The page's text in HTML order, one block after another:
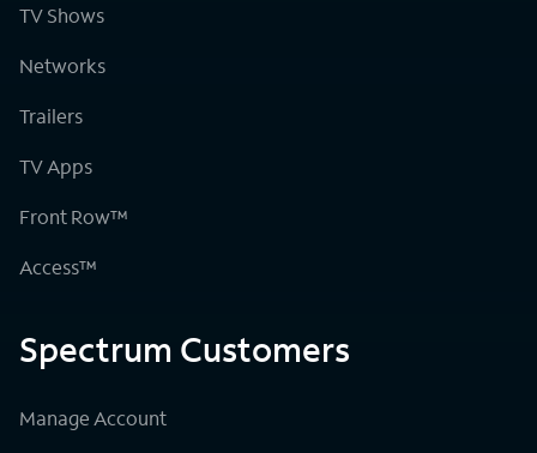
TV Shows
Networks
Trailers
TV Apps
Front Row™
Access™
Spectrum Customers
Manage Account